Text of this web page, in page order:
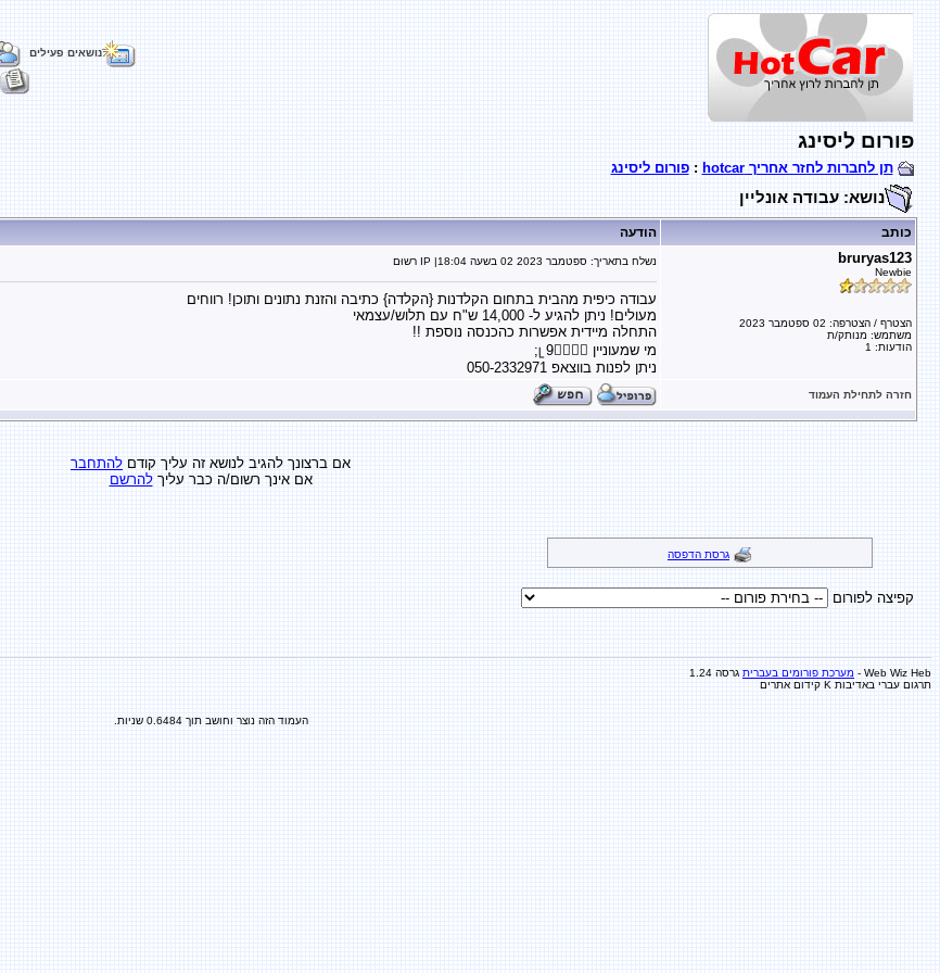
נושאים פעילים
פורום ליסינג
תן לחברות לחזר אחריך hotcar :פורום ליסינג
נושא: עבודה אונליין
כותב הודעה
bruryas123
Newbie
הצטרף / הצטרפה: 02 ספטמבר 2023
משתמש: מנותק/ת
הודעות: 1
נשלח בתאריך: 02 ספטמבר 2023 בשעה18:04| IP רשוּם
עבודה כיפית מהבית בתחום הקלדנות {הקלדה} כתיבה והזנת נתונים ותוכן! רווחים
מעולים! ניתן להגיע ל- 14,000 ש"ח עם תלוש/עצמאי
התחלה מיידית אפשרות כהכנסה נוספת !!
מי שמעוניין 🙋‍♂️🙋‍♀ᥧ 9;
ניתן לפנות בווצאפ 050-2332971
חזרה לתחילת העמוד
אם ברצונך להגיב לנושא זה עליך קודם להתחבר
אם אינך רשום/ה כבר עליךלהרשם
גרסת הדפסה
קפיצה לפורום
Web Wiz Heb - מערכת פורומים בעברית גרסה 1.24
תרגום עברי באדיבות K
קידום אתרים
העמוד הזה נוצר וחושב תוך 0.6484 שניות.